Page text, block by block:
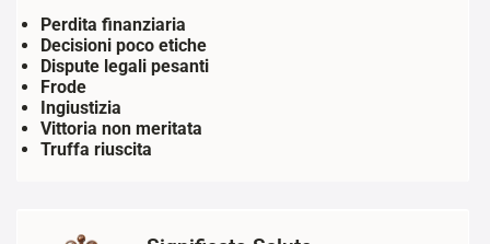
Perdita finanziaria
Decisioni poco etiche
Dispute legali pesanti
Frode
Ingiustizia
Vittoria non meritata
Truffa riuscita